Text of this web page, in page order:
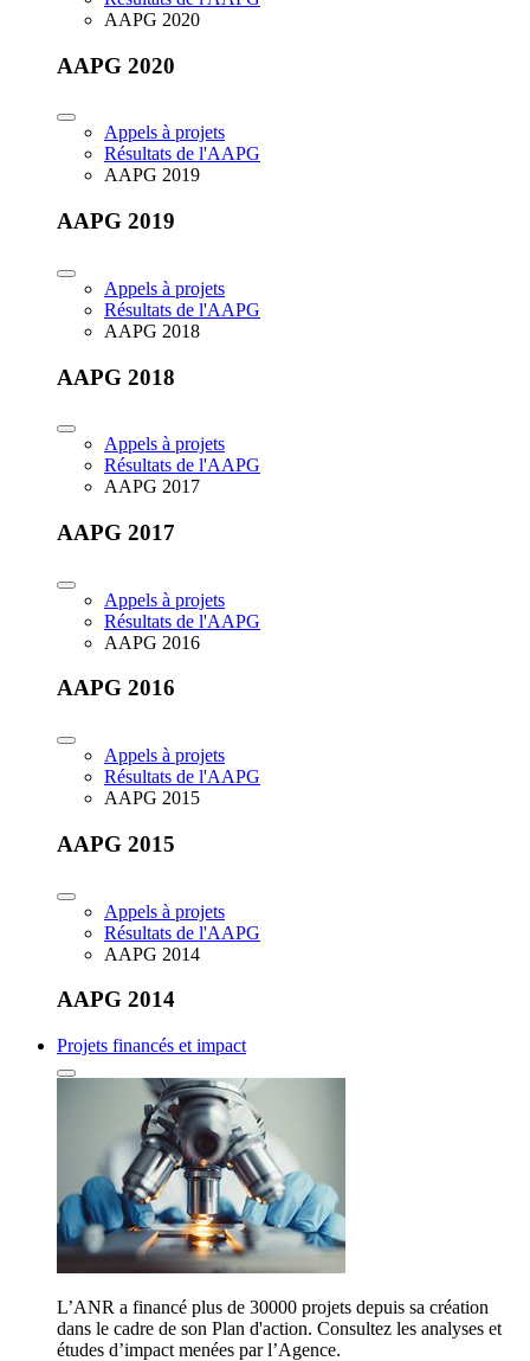
AAPG 2020
AAPG 2020
Appels à projets
Résultats de l'AAPG
AAPG 2019
AAPG 2019
Appels à projets
Résultats de l'AAPG
AAPG 2018
AAPG 2018
Appels à projets
Résultats de l'AAPG
AAPG 2017
AAPG 2017
Appels à projets
Résultats de l'AAPG
AAPG 2016
AAPG 2016
Appels à projets
Résultats de l'AAPG
AAPG 2015
AAPG 2015
Appels à projets
Résultats de l'AAPG
AAPG 2014
AAPG 2014
Projets financés et impact
L’ANR a financé plus de 30000 projets depuis sa création
dans le cadre de son Plan d'action. Consultez les analyses et
études d’impact menées par l’Agence.